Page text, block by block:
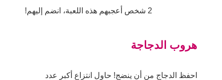
2 شخص أعجبهم هذه اللعبة، انضم إليهم!
هروب الدجاجة
احفظ الدجاج من أن ينضج! حاول انتزاع أكبر عدد